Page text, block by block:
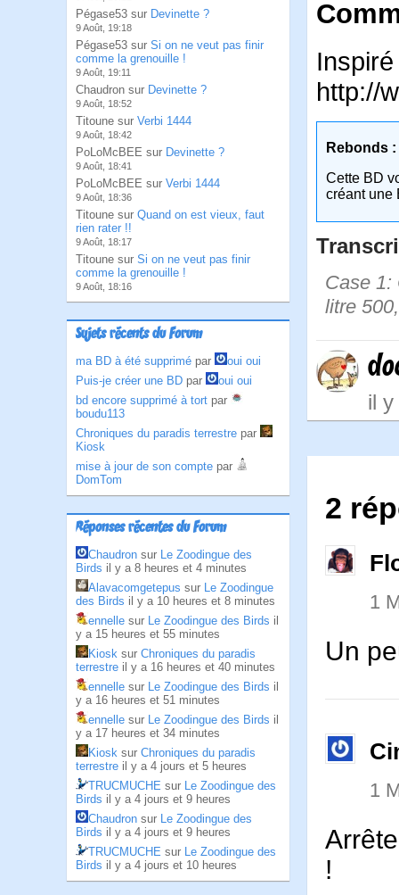
Pégase53 sur Devinette ?
9 Août, 19:18
Pégase53 sur Si on ne veut pas finir
comme la grenouille !
9 Août, 19:11
Chaudron sur Devinette ?
9 Août, 18:52
Titoune sur Verbi 1444
9 Août, 18:42
PoLoMcBEE sur Devinette ?
9 Août, 18:41
PoLoMcBEE sur Verbi 1444
9 Août, 18:36
Titoune sur Quand on est vieux, faut
rien rater !!
9 Août, 18:17
Titoune sur Si on ne veut pas finir
comme la grenouille !
9 Août, 18:16
Sujets récents du Forum
ma BD à été supprimé par
oui oui
Puis-je créer une BD par
oui oui
bd encore supprimé à tort par
boudu113
Chroniques du paradis terrestre par
Kiosk
mise à jour de son compte par
DomTom
Réponses récentes du Forum
Chaudron sur Le Zoodingue des
Birds il y a 8 heures et 4 minutes
Alavacomgetepus sur Le Zoodingue
des Birds il y a 10 heures et 8 minutes
ennelle sur Le Zoodingue des Birds il
y a 15 heures et 55 minutes
Kiosk sur Chroniques du paradis
terrestre il y a 16 heures et 40 minutes
ennelle sur Le Zoodingue des Birds il
y a 16 heures et 51 minutes
ennelle sur Le Zoodingue des Birds il
y a 17 heures et 34 minutes
Kiosk sur Chroniques du paradis
terrestre il y a 4 jours et 5 heures
TRUCMUCHE sur Le Zoodingue des
Birds il y a 4 jours et 9 heures
Chaudron sur Le Zoodingue des
Birds il y a 4 jours et 9 heures
TRUCMUCHE sur Le Zoodingue des
Birds il y a 4 jours et 10 heures
http://
Rebonds :
Cette BD
créant une
Case 1:
litre
il y
2
1
Un
1
!